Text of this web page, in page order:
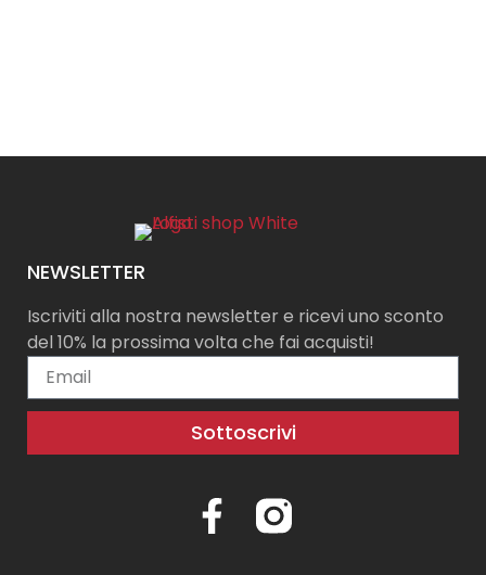
NEWSLETTER
Iscriviti alla nostra newsletter e ricevi uno sconto
del 10% la prossima volta che fai acquisti!
Sottoscrivi